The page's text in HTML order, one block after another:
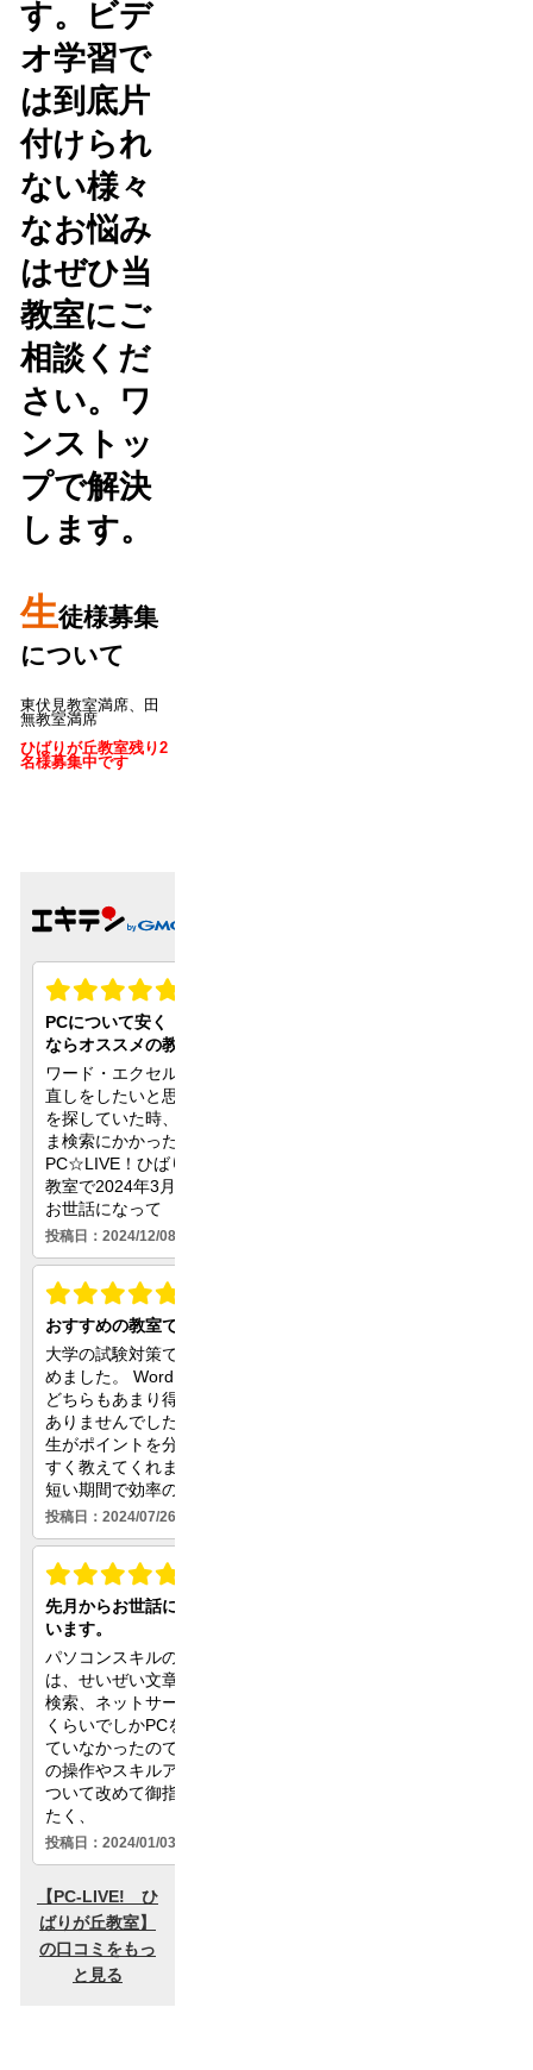
す。ビデ
オ学習で
は到底片
付けられ
ない様々
なお悩み
はぜひ当
教室にご
相談くだ
さい。ワ
ンストッ
プで解決
します。
生徒様募集
について
東伏見教室満席、田
無教室満席
ひばりが丘教室残り2
名様募集中です